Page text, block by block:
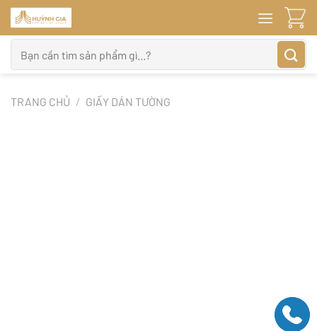
Bỏ
qua
nội
dung
kiếm:
TRANG CHỦ / GIẤY DÁN TƯỜNG